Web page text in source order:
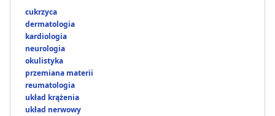
cukrzyca
dermatologia
kardiologia
neurologia
okulistyka
przemiana materii
reumatologia
układ krążenia
układ nerwowy